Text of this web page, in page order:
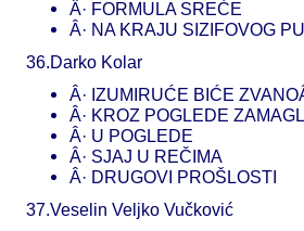
Â· FORMULA SREĆE
Â· NA KRAJU SIZIFOVOG
36.Darko Kolar
Â· IZUMIRUĆE BIĆE
Â· KROZ POGLEDE
Â· U POGLEDE
Â· SJAJ U REČIMA
Â· DRUGOVI PROŠLOSTI
37.Veselin Veljko Vučković